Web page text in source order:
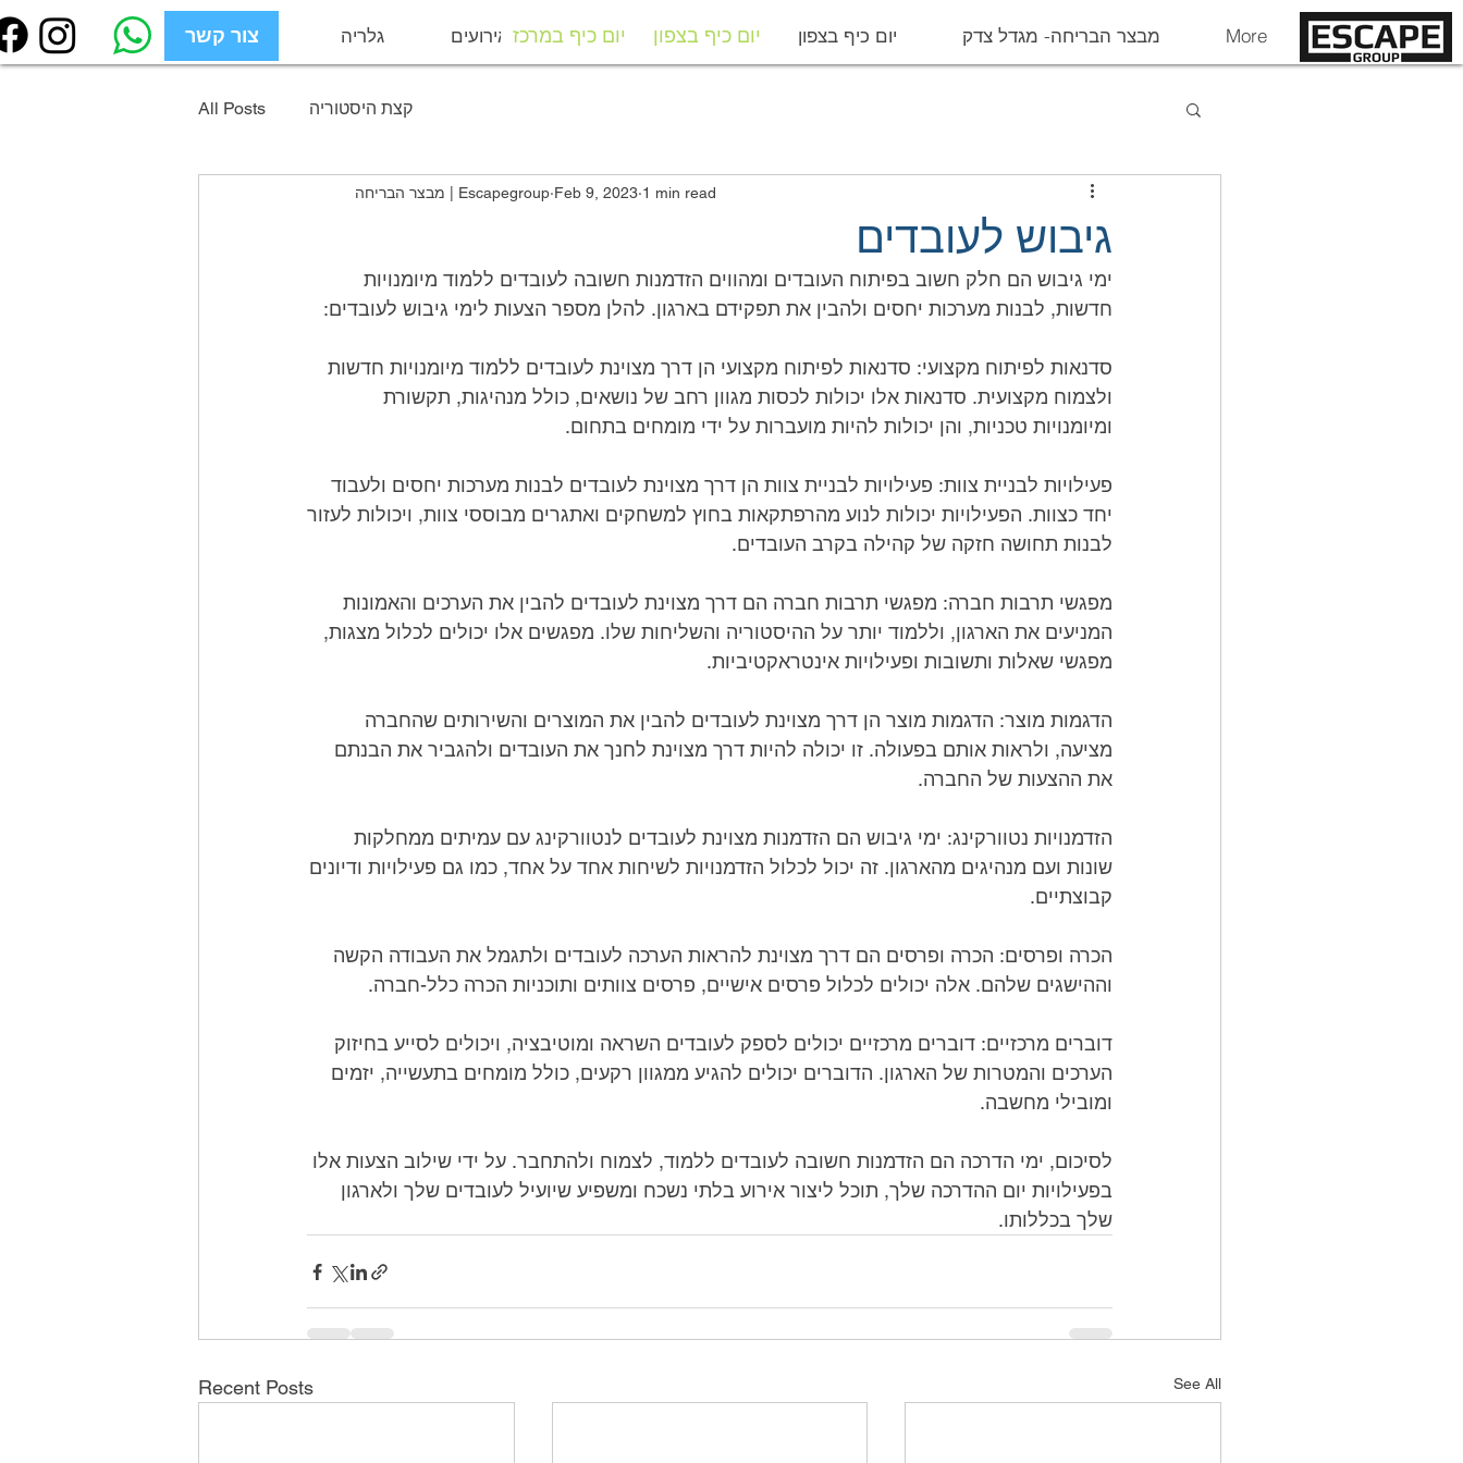
צור קשר גלריה מפיקי אירועים יום כיף במרכז יום כיף בצפון מבצר הבריחה- מגדל צדק More יום כיף בצפון צור קשר יום כיף במרכז
All Posts קצת היסטוריה
גיבוש לעובדים
מבצר הבריחה | Escapegroup Feb 9, 2023 1 min read
חדשות, לבנות מערכות יחסים ולהבין את תפקידם בארגון. להלן מספר הצעות לימי גיבוש לעובדים:
ומיומנויות טכניות, והן יכולות להיות מועברות על ידי מומחים בתחום.
לבנות תחושה חזקה של קהילה בקרב העובדים.
מפגשי שאלות ותשובות ופעילויות אינטראקטיביות.
את ההצעות של החברה.
קבוצתיים.
וההישגים שלהם. אלה יכולים לכלול פרסים אישיים, פרסים צוותים ותוכניות הכרה כלל-חברה.
ומובילי מחשבה.
שלך בכללותו.
Recent Posts See All